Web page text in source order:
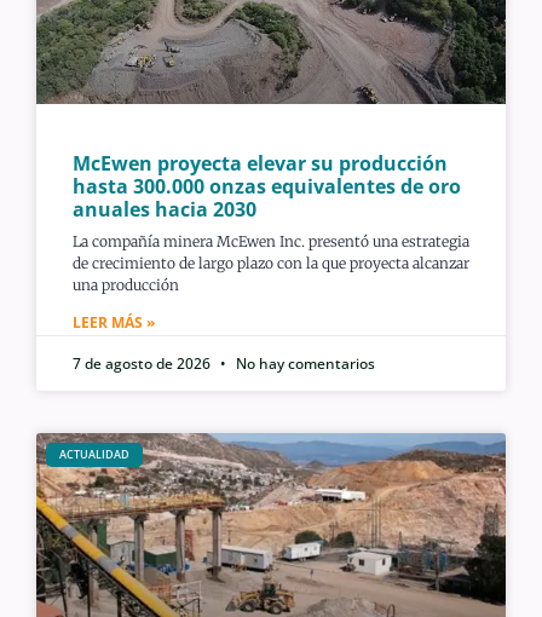
McEwen proyecta elevar su producción
hasta 300.000 onzas equivalentes de oro
anuales hacia 2030
La compañía minera McEwen Inc. presentó una estrategia
de crecimiento de largo plazo con la que proyecta alcanzar
una producción
LEER MÁS »
7 de agosto de 2026
No hay comentarios
ACTUALIDAD